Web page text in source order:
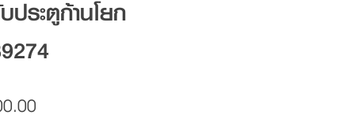
ประตูก้านโยก